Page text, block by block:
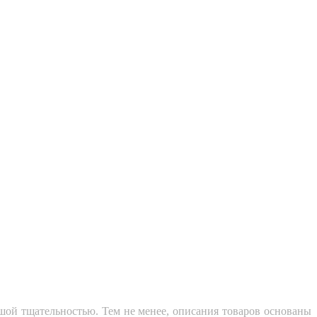
тщательностью. Тем не менее, описания товаров основаны